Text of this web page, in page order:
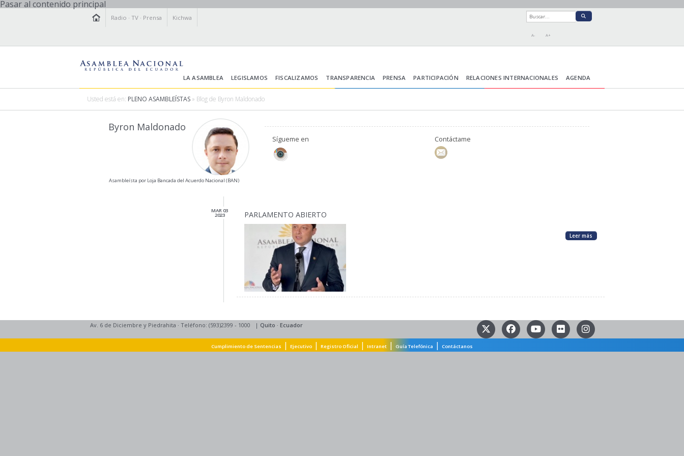
Pasar al contenido principal
Radio ·TV · Prensa Kichwa
A- A+
LA ASAMBLEA LEGISLAMOS FISCALIZAMOS TRANSPARENCIA PRENSA PARTICIPACIÓN RELACIONES INTERNACIONALES AGENDA
Usted está en: PLENO ASAMBLEÍSTAS » Blog de Byron Maldonado
Byron Maldonado
Asambleísta por Loja Bancada del Acuerdo Nacional (BAN)
Sígueme en Contáctame
MAR 03
2023 PARLAMENTO ABIERTO
Leer más
Av. 6 de Diciembre y Piedrahita · Teléfono: (593)2399 - 1000 | Quito · Ecuador
Cumplimiento de Sentencias | Ejecutivo | Registro Oficial | Intranet | Guía Telefónica | Contáctanos